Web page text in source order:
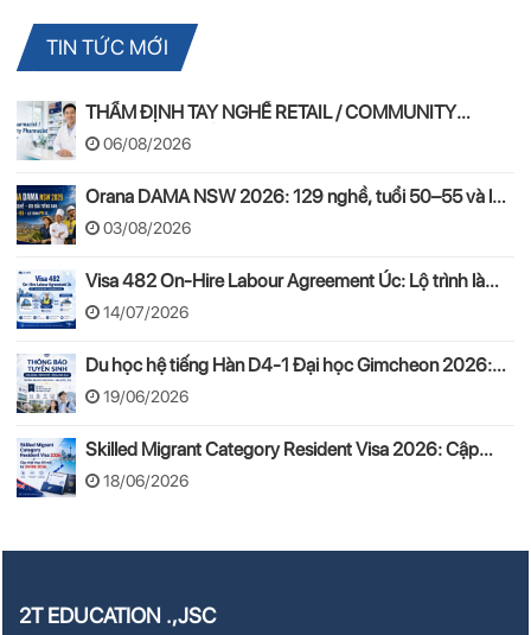
TIN TỨC MỚI
THẨM ĐỊNH TAY NGHỀ RETAIL / COMMUNITY
PHARMACIST ÚC 2026 – APC & OPRA
06/08/2026
Orana DAMA NSW 2026: 129 nghề, tuổi 50–55 và lộ
trình PR
03/08/2026
Visa 482 On-Hire Labour Agreement Úc: Lộ trình làm
việc hợp pháp theo mô hình On-Hire
14/07/2026
Du học hệ tiếng Hàn D4-1 Đại học Gimcheon 2026:
Tuyển sinh, chi phí, hồ sơ
19/06/2026
Skilled Migrant Category Resident Visa 2026: Cập
nhật thay đổi mới từ 24/08/2026
18/06/2026
2T EDUCATION .,JSC